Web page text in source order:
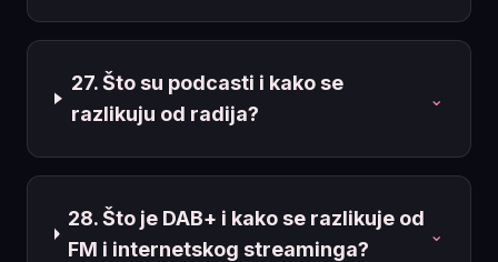
27. Što su podcasti i kako se
razlikuju od radija?
⌄
28. Što je DAB+ i kako se razlikuje od
FM i internetskog streaminga?
⌄